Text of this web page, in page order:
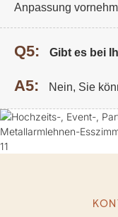
Anpassung
Q5: Gibt es bei
A5: Nein, Sie